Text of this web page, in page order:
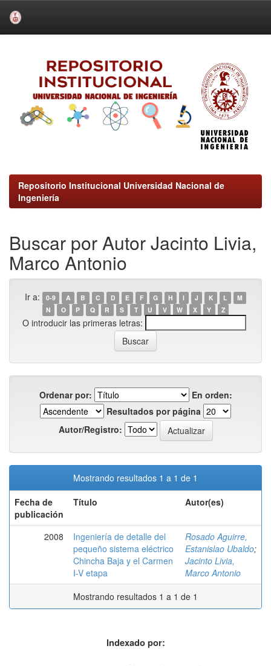
Repositorio Institucional Universidad Nacional de
Ingeniería
Buscar por Autor Jacinto Livia,
Marco Antonio
Ir a: 0-9 A B C D E F G H I J K L
M
N
O P Q R S T U V W X Y Z
O introducir las primeras letras:
Ordenar por:
En orden:
Resultados por página
Autor/Registro:
Mostrando resultados 1 a 1 de 1
Fecha de
publicación
Título Autor(es)
2008
Ingeniería de detalle del
pequeño sistema eléctrico
Chincha Baja y el Carmen
I-V etapa
Rosado Aguirre,
Estanislao Ubaldo;
Jacinto Livia,
Marco Antonio
Mostrando resultados 1 a 1 de 1
Indexado por: